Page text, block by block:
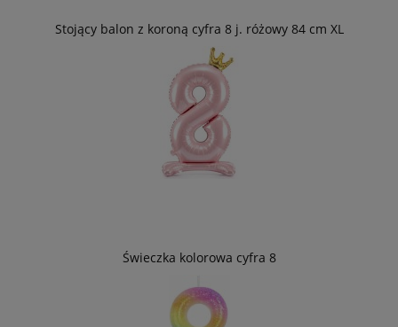
Stojący balon z koroną cyfra 8 j. różowy 84 cm XL
Świeczka kolorowa cyfra 8